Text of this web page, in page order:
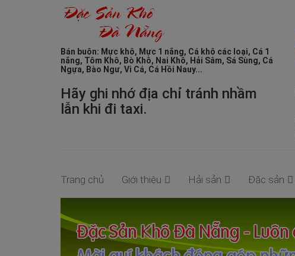
Bán buôn: Mực khô, Mực 1 nắng, Cá khô các loại, Cá 1
nắng, Tôm Khô, Bò Khô, Nai Khô, Hải Sâm, Sá Sùng, Cá
Ngựa, Bào Ngư, Vi Cá, Cá Hồi Nauy...
Hãy ghi nhớ địa chỉ tránh nhầm
lẫn khi đi taxi.
Trang chủ Giới thiệu Hải sản Đặc sản